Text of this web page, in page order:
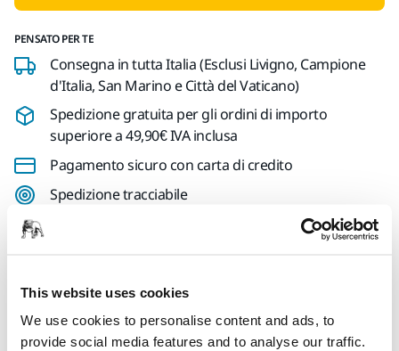
This website uses cookies
We use cookies to personalise content and ads, to
provide social media features and to analyse our traffic.
PENSATO PER TE
Consegna in tutta Italia (Esclusi Livigno, Campione
d'Italia, San Marino e Città del Vaticano)
Spedizione gratuita per gli ordini di importo
superiore a 49,90€ IVA inclusa
Pagamento sicuro con carta di credito
Spedizione tracciabile
Effettua un reso facilmente su www.mirka.com/it-
Informazioni sul prodotto